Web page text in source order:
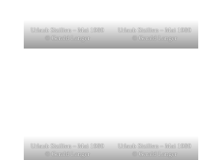
Urlaub Sizilien – Mai 1980
© Gerald Langer
Urlaub Sizilien – Mai 1980
© Gerald Langer
Urlaub Sizilien – Mai 1980
© Gerald Langer
Urlaub Sizilien – Mai 1980
© Gerald Langer